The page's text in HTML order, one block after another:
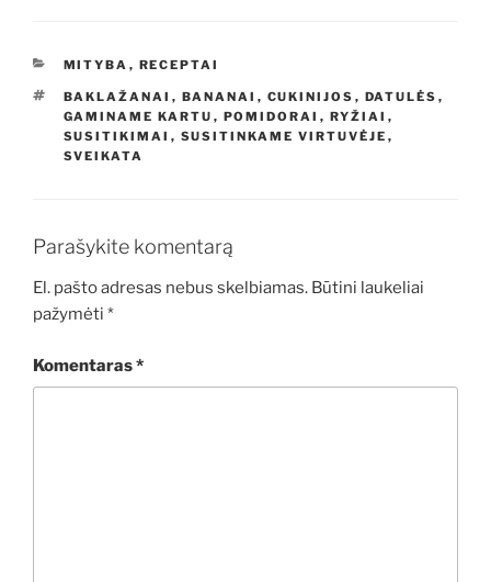
KATEGORIJOS
MITYBA , RECEPTAI
ŽYMOS
BAKLAŽANAI , BANANAI , CUKINIJOS , DATULĖS ,
GAMINAME KARTU , POMIDORAI , RYŽIAI ,
SUSITIKIMAI , SUSITINKAME VIRTUVĖJE ,
SVEIKATA
Parašykite komentarą
El. pašto adresas nebus skelbiamas. Būtini laukeliai
pažymėti *
Komentaras*